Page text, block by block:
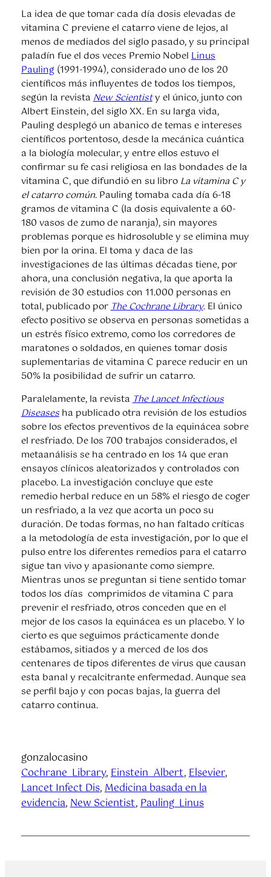
La idea de que tomar cada día dosis elevadas de
vitamina C previene el catarro viene de lejos, al
menos de mediados del siglo pasado, y su principal
paladín fue el dos veces Premio NobelLinus
Pauling (1991-1994), considerado uno de los 20
científicos más influyentes de todos los tiempos,
según la revistaNew Scientisty el único, junto con
Albert Einstein, del siglo XX. En su larga vida,
Pauling desplegó un abanico de temas e intereses
científicos portentoso, desde la mecánica cuántica
a la biología molecular, y entre ellos estuvo el
confirmar su fe casi religiosa en las bondades de la
vitamina C, que difundió en su libro La vitamina C y
el catarro común. Pauling tomaba cada día 6-18
gramos de vitamina C (la dosis equivalente a 60-
180 vasos de zumo de naranja), sin mayores
problemas porque es hidrosoluble y se elimina muy
bien por la orina. El toma y daca de las
investigaciones de las últimas décadas tiene, por
ahora, una conclusión negativa, la que aporta la
revisión de 30 estudios con 11.000 personas en
total, publicado porThe Cochrane Library. El único
efecto positivo se observa en personas sometidas a
un estrés físico extremo, como los corredores de
maratones o soldados, en quienes tomar dosis
suplementarias de vitamina C parece reducir en un
50% la posibilidad de sufrir un catarro.
Paralelamente, la revistaThe Lancet Infectious
Diseasesha publicado otra revisión de los estudios
sobre los efectos preventivos de la equinácea sobre
el resfriado. De los 700 trabajos considerados, el
metaanálisis se ha centrado en los 14 que eran
ensayos clínicos aleatorizados y controlados con
placebo. La investigación concluye que este
remedio herbal reduce en un 58% el riesgo de coger
un resfriado, a la vez que acorta un poco su
duración. De todas formas, no han faltado críticas
a la metodología de esta investigación, por lo que el
pulso entre los diferentes remedios para el catarro
sigue tan vivo y apasionante como siempre.
Mientras unos se preguntan si tiene sentido tomar
todos los días comprimidos de vitamina C para
prevenir el resfriado, otros conceden que en el
mejor de los casos la equinácea es un placebo. Y lo
cierto es que seguimos prácticamente donde
estábamos, sitiados y a merced de los dos
centenares de tipos diferentes de virus que causan
esta banal y recalcitrante enfermedad. Aunque sea
se perfil bajo y con pocas bajas, la guerra del
catarro continua.
gonzalocasino
Cochrane_Library, Einstein_Albert, Elsevier
Lancet Infect Dis, Medicina basada en la
evidencia, New Scientist, Pauling_Linus